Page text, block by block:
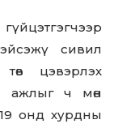
сивил
цэвэрлэх
ажлыг ч мөн
онд хурдны